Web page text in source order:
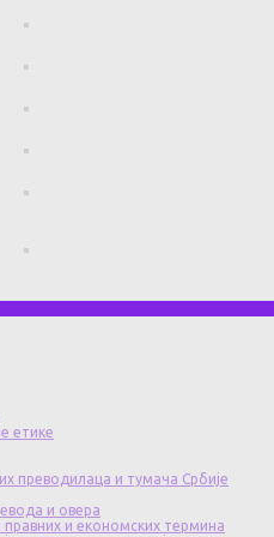
етике
преводилаца и тумача Србије
и овера
правних и економских термина